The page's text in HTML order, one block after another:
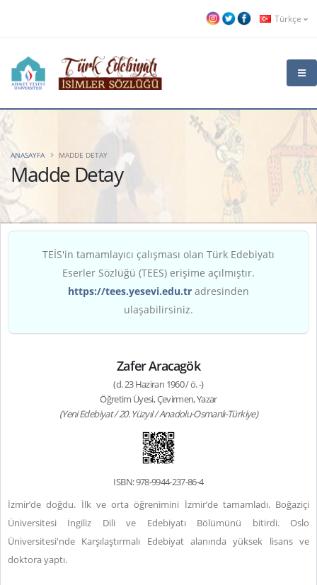
Türkçe
Madde Detay
ANASAYFA MADDE DETAY
TEİS'in tamamlayıcı çalışması olan Türk Edebiyatı
Eserler Sözlüğü (TEES) erişime açılmıştır.
https://tees.yesevi.edu.tr adresinden
ulaşabilirsiniz.
Zafer Aracagök
(d. 23 Haziran 1960 / ö. -)
Öğretim Üyesi, Çevirmen, Yazar
(Yeni Edebiyat / 20. Yüzyıl / Anadolu-Osmanlı-Türkiye)
ISBN: 978-9944-237-86-4
İzmir’de doğdu. İlk ve orta öğrenimini İzmir’de tamamladı. Boğaziçi
Üniversitesi İngiliz Dili ve Edebiyatı Bölümünü bitirdi. Oslo
Üniversitesi'nde Karşılaştırmalı Edebiyat alanında yüksek lisans ve
doktora yaptı.